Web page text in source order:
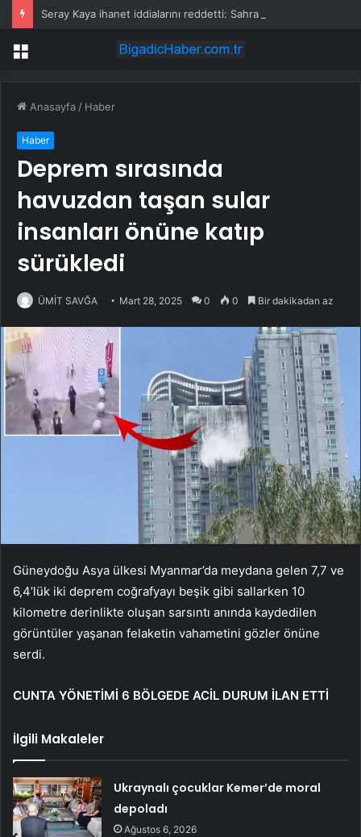
Menü
Anasayfa / Haber
Haber
Deprem sırasında
havuzdan taşan sular
insanları önüne katıp
sürükledi
ÜMİT SAVĞA Mart 28, 2025 0 0 Bir dakikadan az
Güneydoğu Asya ülkesi Myanmar’da meydana gelen 7,7 ve
6,4’lük iki deprem coğrafyayı beşik gibi sallarken 10
kilometre derinlikte oluşan sarsıntı anında kaydedilen
görüntüler yaşanan felaketin vahametini gözler önüne
serdi.
CUNTA YÖNETİMİ 6 BÖLGEDE ACİL DURUM İLAN ETTİ
İlgili Makaleler
Ukraynalı çocuklar Kemer’de moral
depoladı
Ağustos 6, 2026